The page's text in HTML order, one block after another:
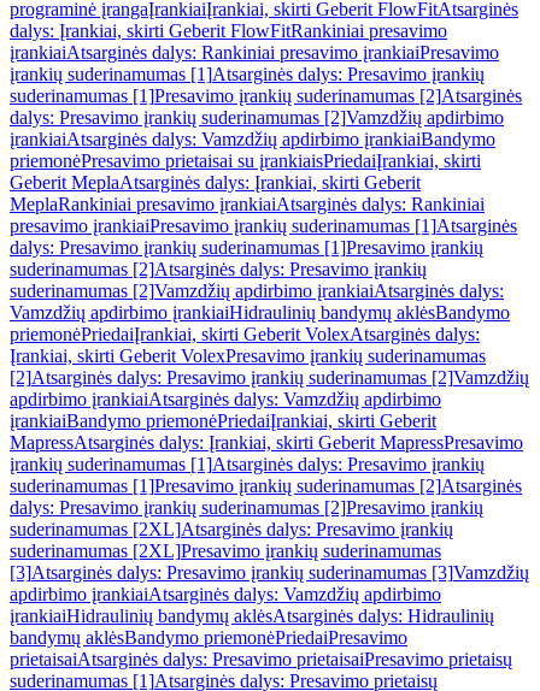
programinė įrangaĮrankiaiĮrankiai, skirti Geberit FlowFitAtsarginės
dalys: Įrankiai, skirti Geberit FlowFitRankiniai presavimo
įrankiaiAtsarginės dalys: Rankiniai presavimo įrankiaiPresavimo
įrankių suderinamumas [1]Atsarginės dalys: Presavimo įrankių
suderinamumas [1]Presavimo įrankių suderinamumas [2]Atsarginės
dalys: Presavimo įrankių suderinamumas [2]Vamzdžių apdirbimo
įrankiaiAtsarginės dalys: Vamzdžių apdirbimo įrankiaiBandymo
priemonėPresavimo prietaisai su įrankiaisPriedaiĮrankiai, skirti
Geberit MeplaAtsarginės dalys: Įrankiai, skirti Geberit
MeplaRankiniai presavimo įrankiaiAtsarginės dalys: Rankiniai
presavimo įrankiaiPresavimo įrankių suderinamumas [1]Atsarginės
dalys: Presavimo įrankių suderinamumas [1]Presavimo įrankių
suderinamumas [2]Atsarginės dalys: Presavimo įrankių
suderinamumas [2]Vamzdžių apdirbimo įrankiaiAtsarginės dalys:
Vamzdžių apdirbimo įrankiaiHidraulinių bandymų aklėsBandymo
priemonėPriedaiĮrankiai, skirti Geberit VolexAtsarginės dalys:
Įrankiai, skirti Geberit VolexPresavimo įrankių suderinamumas
[2]Atsarginės dalys: Presavimo įrankių suderinamumas [2]Vamzdžių
apdirbimo įrankiaiAtsarginės dalys: Vamzdžių apdirbimo
įrankiaiBandymo priemonėPriedaiĮrankiai, skirti Geberit
MapressAtsarginės dalys: Įrankiai, skirti Geberit MapressPresavimo
įrankių suderinamumas [1]Atsarginės dalys: Presavimo įrankių
suderinamumas [1]Presavimo įrankių suderinamumas [2]Atsarginės
dalys: Presavimo įrankių suderinamumas [2]Presavimo įrankių
suderinamumas [2XL]Atsarginės dalys: Presavimo įrankių
suderinamumas [2XL]Presavimo įrankių suderinamumas
[3]Atsarginės dalys: Presavimo įrankių suderinamumas [3]Vamzdžių
apdirbimo įrankiaiAtsarginės dalys: Vamzdžių apdirbimo
įrankiaiHidraulinių bandymų aklėsAtsarginės dalys: Hidraulinių
bandymų aklėsBandymo priemonėPriedaiPresavimo
prietaisaiAtsarginės dalys: Presavimo prietaisaiPresavimo prietaisų
suderinamumas [1]Atsarginės dalys: Presavimo prietaisų